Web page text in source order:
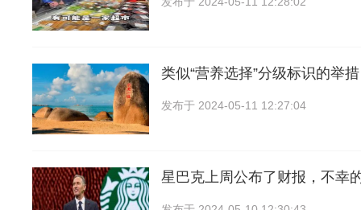
类似“营养选择”分级标识的举
发布于 2024-05-11 12:27:04
星巴克上周公布了财报，不幸